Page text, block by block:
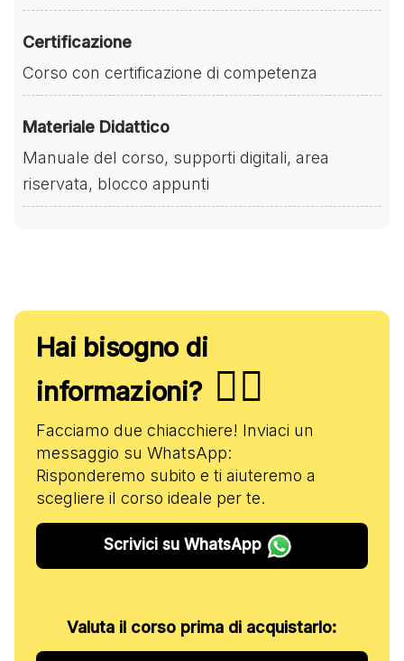
Certificazione
Corso con certificazione di competenza
Materiale Didattico
Manuale del corso, supporti digitali, area
riservata, blocco appunti
Hai bisogno di
informazioni? ✋🏻
Facciamo due chiacchiere! Inviaci un
messaggio su WhatsApp:
Risponderemo subito e ti aiuteremo a
scegliere il corso ideale per te.
Scrivici su WhatsApp
Valuta il corso prima di acquistarlo: